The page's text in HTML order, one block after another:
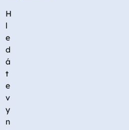
H
l
e
d
á
t
e
v
y
n